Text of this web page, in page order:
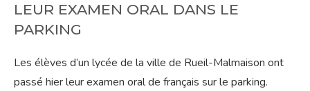
LEUR EXAMEN ORAL DANS LE
PARKING
Les élèves d’un lycée de la ville de Rueil-Malmaison ont
passé hier leur examen oral de français sur le parking.